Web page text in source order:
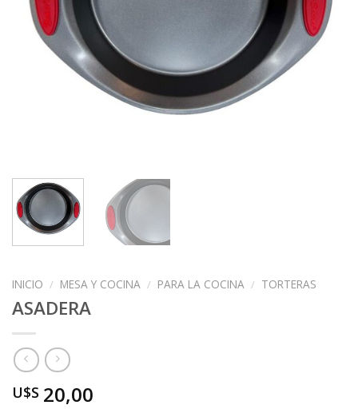
INICIO / MESA Y COCINA / PARA LA COCINA / TORTERAS
ASADERA
U$S 20,00